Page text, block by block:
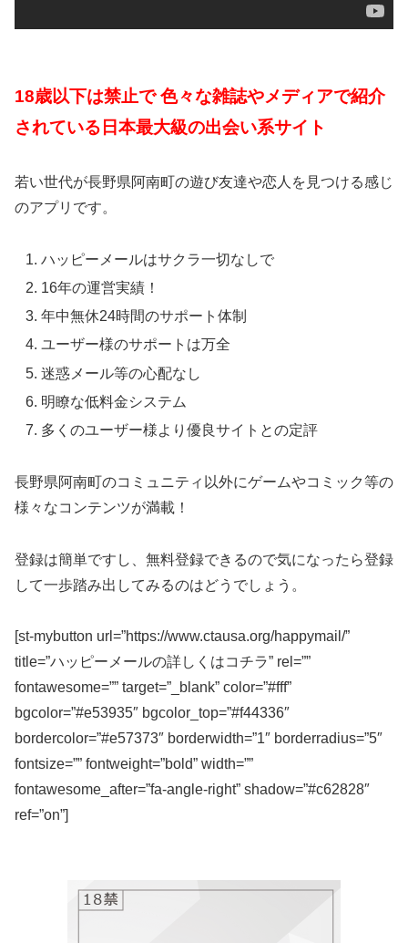
18歳以下は禁止で 色々な雑誌やメディアで紹介
されている日本最大級の出会い系サイト
若い世代が長野県阿南町の遊び友達や恋人を見つける感じ
のアプリです。
ハッピーメールはサクラ一切なしで
16年の運営実績！
年中無休24時間のサポート体制
ユーザー様のサポートは万全
迷惑メール等の心配なし
明瞭な低料金システム
多くのユーザー様より優良サイトとの定評
長野県阿南町のコミュニティ以外にゲームやコミック等の
様々なコンテンツが満載！
登録は簡単ですし、無料登録できるので気になったら登録
して一歩踏み出してみるのはどうでしょう。
[st-mybutton url=”https://www.ctausa.org/happymail/”
title=”ハッピーメールの詳しくはコチラ” rel=””
fontawesome=”” target=”_blank” color=”#fff”
bgcolor=”#e53935″ bgcolor_top=”#f44336″
bordercolor=”#e57373″ borderwidth=”1″ borderradius=”5″
fontsize=”” fontweight=”bold” width=””
fontawesome_after=”fa-angle-right” shadow=”#c62828″
ref=”on”]